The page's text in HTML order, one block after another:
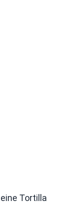
Tortilla